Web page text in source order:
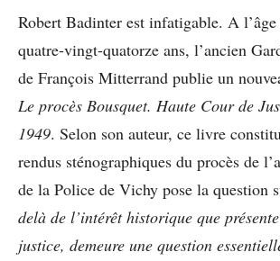
Robert Badinter est infatigable. A
quatre-vingt-quatorze ans, l’ancien
de François Mitterrand publie un
Le procès Bousquet. Haute Cour de
1949. Selon son auteur, ce livre
rendus sténographiques du procès de
de la Police de Vichy pose la question
delà de l’intérêt historique que
justice, demeure une question